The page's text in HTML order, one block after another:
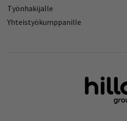
Työnhakijalle
Yhteistyökumppanille